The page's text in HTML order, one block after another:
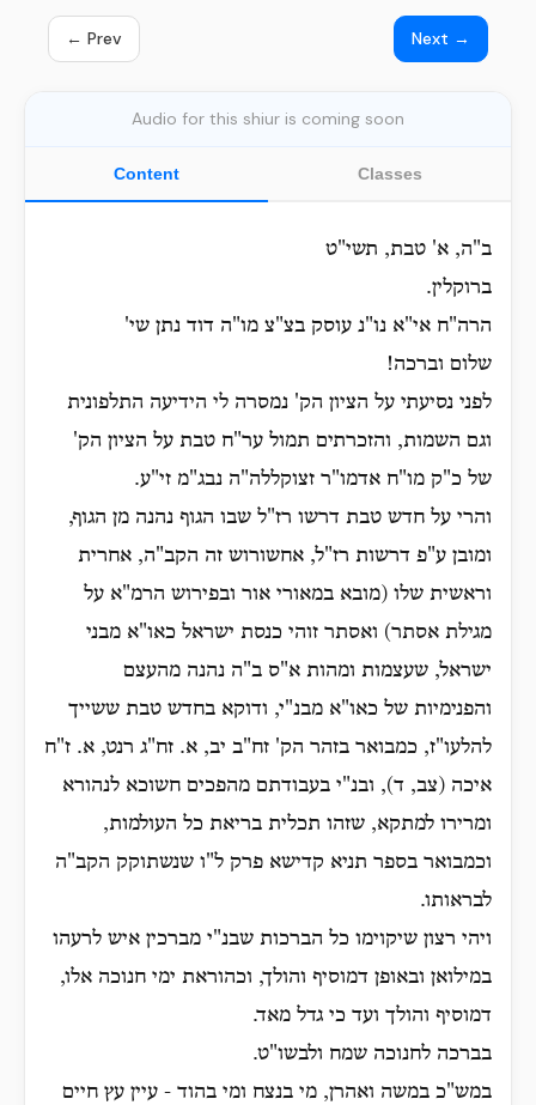
← Prev Next →
Audio for this shiur is coming soon
Content Classes
ב"ה, א' טבת, תשי"ט
ברוקלין.
הרה"ח אי"א נו"נ עוסק בצ"צ מו"ה דוד נתן שי'
שלום וברכה!
לפני נסיעתי על הציון הק' נמסרה לי הידיעה התלפונית
וגם השמות, והזכרתים תמול ער"ח טבת על הציון הק'
של כ"ק מו"ח אדמו"ר זצוקללה"ה נבג"מ זי"ע.
והרי על חדש טבת דרשו רז"ל שבו הגוף נהנה מן הגוף,
ומובן ע"פ דרשות רז"ל, אחשורוש זה הקב"ה, אחרית
וראשית שלו (מובא במאורי אור ובפירוש הרמ"א על
מגילת אסתר) ואסתר זוהי כנסת ישראל כאו"א מבני
ישראל, שעצמות ומהות א"ס ב"ה נהנה מהעצם
והפנימיות של כאו"א מבנ"י, ודוקא בחדש טבת ששייך
להלעו"ז, כמבואר בזהר הק' זח"ב יב, א. זח"ג רנט, א. ז"ח
איכה (צב, ד), ובנ"י בעבודתם מהפכים חשוכא לנהורא
ומרירו למתקא, שזהו תכלית בריאת כל העולמות,
וכמבואר בספר תניא קדישא פרק ל"ו שנשתוקק הקב"ה
לבראותו.
ויהי רצון שיקוימו כל הברכות שבנ"י מברכין איש לרעהו
במילואן ובאופן דמוסיף והולך, וכהוראת ימי חנוכה אלו,
דמוסיף והולך ועד כי גדל מאד.
בברכה לחנוכה שמח ולבשו"ט.
במש"כ במשה ואהרן, מי בנצח ומי בהוד - עיין עץ חיים